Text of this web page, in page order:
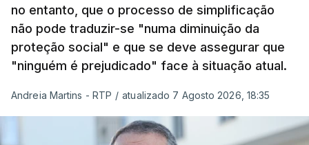
no entanto, que o processo de simplificação
não pode traduzir-se "numa diminuição da
proteção social" e que se deve assegurar que
"ninguém é prejudicado" face à situação atual.
Andreia Martins - RTP / atualizado 7 Agosto 2026, 18:35